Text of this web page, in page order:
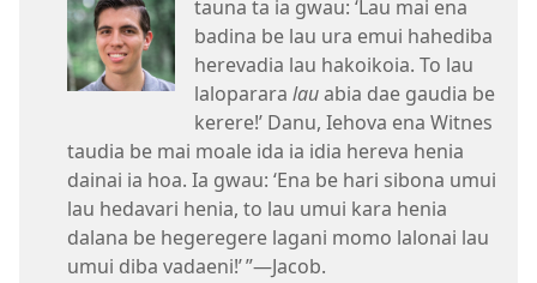
tauna ta ia gwau: ‘Lau mai ena
badina be lau ura emui hahediba
herevadia lau hakoikoia. To lau
laloparara lauabia dae gaudia be
kerere!’ Danu, Iehova ena Witnes
taudia be mai moale ida ia idia hereva henia
dainai ia hoa. Ia gwau: ‘Ena be hari sibona umui
lau hedavari henia, to lau umui kara henia
dalana be hegeregere lagani momo lalonai lau
umui diba vadaeni!’ ”​​—Jacob.